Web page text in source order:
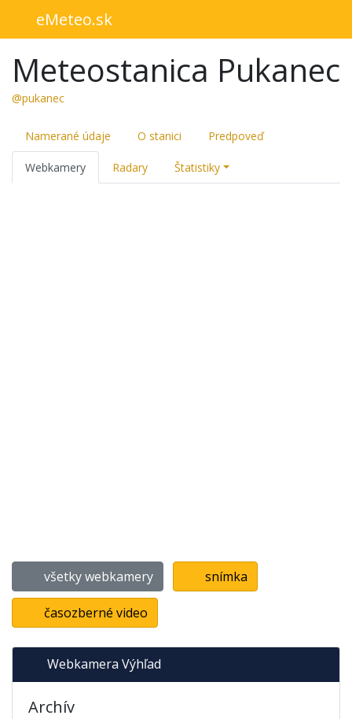
eMeteo.sk
Meteostanica Pukanec
@pukanec
Namerané údaje O stanici Predpoveď
Webkamery Radary Štatistiky
všetky webkamery snímka
časozberné video
Webkamera Výhľad
Archív